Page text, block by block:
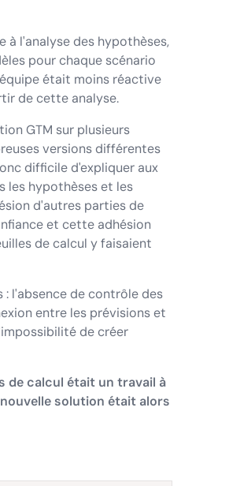
à l'analyse des hypothèses,
pour chaque scénario
était moins réactive
de cette analyse.
GTM sur plusieurs
versions différentes
difficile d'expliquer aux
les hypothèses et les
d'autres parties de
et cette adhésion
de calcul y faisaient
l'absence de contrôle des
entre les prévisions et
de créer
de calcul était un travail à
solution était alors